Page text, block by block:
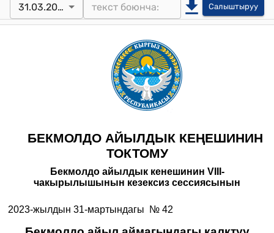
31.03.2023 Салыштыруу